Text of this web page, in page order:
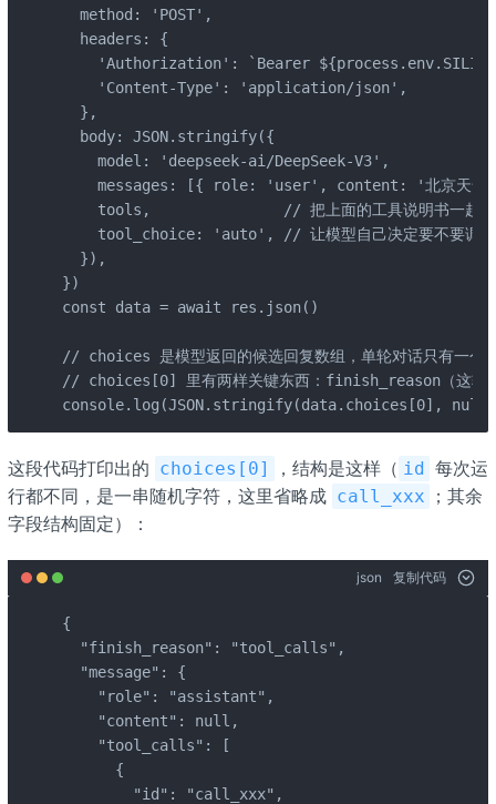
  method: 'POST',
  headers: {
'Authorization': `Bearer
    'Content-Type': 'application/json',
  },
  body: JSON.stringify({
    model: 'deepseek-ai/DeepSeek-V3',
messages: [{ role: 'user', content: '北京天气
tools,               // 把上面的工具说明书一起
tool_choice: 'auto', // 让模型自己决定要不要调
  }),
})
const data = await res.json()
// choices 是模型返回的候选回复数组，单轮对话只有一
// choices[0] 里有两样关键东西：finish_reason（这轮为
console.log(JSON.stringify(data.choices[0],
这段代码打印出的 choices[0] ，结构是这样（ id 每次运
行都不同，是一串随机字符，这里省略成 call_xxx
；其余
字段结构固定）：
json 复制代码
{
  "finish_reason": "tool_calls",
  "message": {
    "role": "assistant",
    "content": null,
    "tool_calls": [
      {
        "id": "call_xxx",